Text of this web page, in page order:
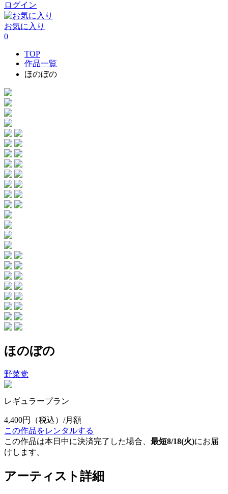
ログイン
お気に入り
0
TOP
作品一覧
ほのぼの
ほのぼの
野菜党
レギュラープラン
4,400円
（税込）/月額
この作品をレンタルする
この作品は本日中に決済完了した場合、 最短8/18(火)にお届
けします。
アーティスト詳細